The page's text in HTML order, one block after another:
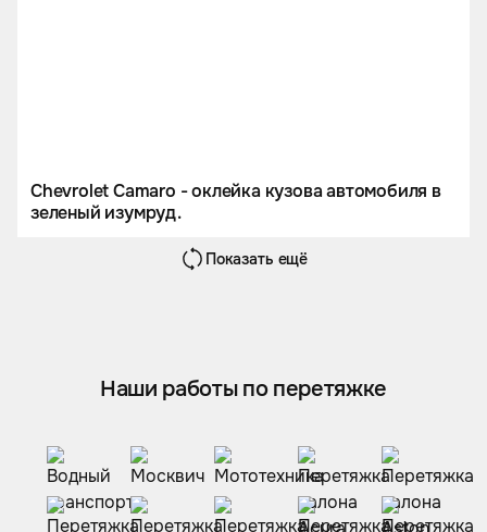
Chevrolet Camaro - оклейка кузова автомобиля в
зеленый изумруд.
Показать ещё
Наши работы по перетяжке